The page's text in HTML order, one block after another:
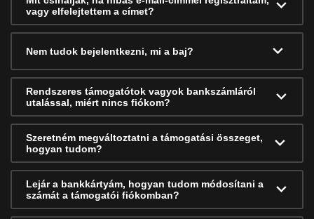
vagy elfelejtettem a címet?
Nem tudok bejelentkezni, mi a baj?
Rendszeres támogatótok vagyok bankszámláról
utalással, miért nincs fiókom?
Szeretném megváltoztatni a támogatási összeget,
hogyan tudom?
Lejár a bankkártyám, hogyan tudom módosítani a
számát a támogatói fiókomban?